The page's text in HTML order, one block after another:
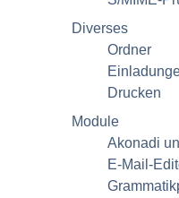
Diverses
Ordner
Drucken
Module
Akonadi
E-Mail-